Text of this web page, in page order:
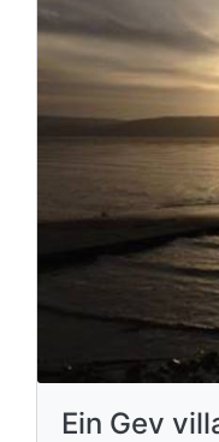
Ein Gev